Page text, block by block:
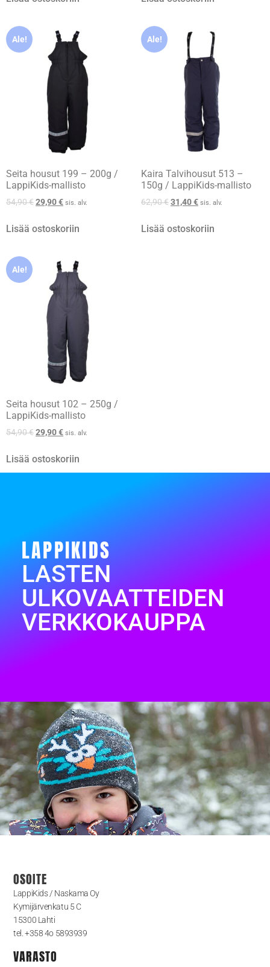
Ale!
Seita housut 199 – 200g /
LappiKids-mallisto
54,90€29,90€ sis. alv.
Lisää ostoskoriin
Ale!
Kaira Talvihousut 513 –
150g / LappiKids-mallisto
62,90€31,40€ sis. alv.
Lisää ostoskoriin
Ale!
Seita housut 102 – 250g /
LappiKids-mallisto
54,90€29,90€ sis. alv.
Lisää ostoskoriin
LAPPIKIDS
LASTEN
ULKOVAATTEIDEN
VERKKOKAUPPA
OSOITE
LappiKids / Naskama Oy
Kymijärvenkatu 5 C
15300 Lahti
tel. +358 4o 5893939
VARASTO